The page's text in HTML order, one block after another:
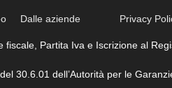
Dalle aziende Privacy
Partita Iva e Iscrizione al
30.6.01 dell’Autorità per le